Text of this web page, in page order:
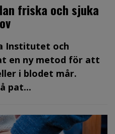
friska och sjuka
Institutet och
en ny metod för att
i blodet mår.
pat...